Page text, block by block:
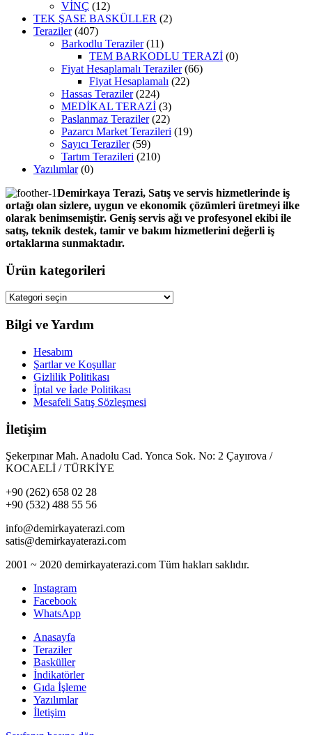
VİNÇ (12)
TEK ŞASE BASKÜLLER (2)
Teraziler (407)
Barkodlu Teraziler (11)
TEM BARKODLU TERAZİ (0)
Fiyat Hesaplamalı Teraziler (66)
Fiyat Hesaplamalı (22)
Hassas Teraziler (224)
MEDİKAL TERAZİ (3)
Paslanmaz Teraziler (22)
Pazarcı Market Terazileri (19)
Sayıcı Teraziler (59)
Tartım Terazileri (210)
Yazılımlar (0)
Demirkaya Terazi, Satış ve servis hizmetlerinde iş
ortağı olan sizlere, uygun ve ekonomik çözümleri üretmeyi ilke
olarak benimsemiştir. Geniş servis ağı ve profesyonel ekibi ile
satış, teknik destek, tamir ve bakım hizmetlerini değerli iş
ortaklarına sunmaktadır.
Ürün kategorileri
Bilgi ve Yardım
Hesabım
Şartlar ve Koşullar
Gizlilik Politikası
İptal ve İade Politikası
Mesafeli Satış Sözleşmesi
İletişim
Şekerpınar Mah. Anadolu Cad. Yonca Sok. No: 2 Çayırova /
KOCAELİ / TÜRKİYE
+90 (262) 658 02 28
+90 (532) 488 55 56
info@demirkayaterazi.com
satis@demirkayaterazi.com
2001 ~ 2020 demirkayaterazi.com Tüm hakları saklıdır.
Instagram
Facebook
WhatsApp
Anasayfa
Teraziler
Basküller
İndikatörler
Gıda İşleme
Yazılımlar
İletişim